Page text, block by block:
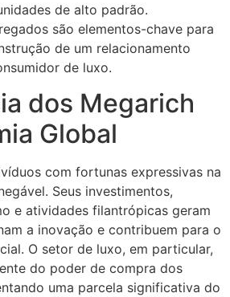
de alto padrão.
são elementos-chave para
de um relacionamento
de luxo.
dos Megarich
Global
com fortunas expressivas na
Seus investimentos,
e atividades filantrópicas geram
a inovação e contribuem para o
O setor de luxo, em particular,
do poder de compra dos
uma parcela significativa do